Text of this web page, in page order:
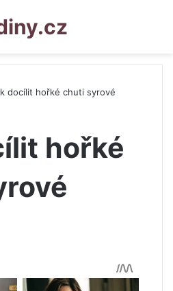
docílit hořké chuti syrové
hořké